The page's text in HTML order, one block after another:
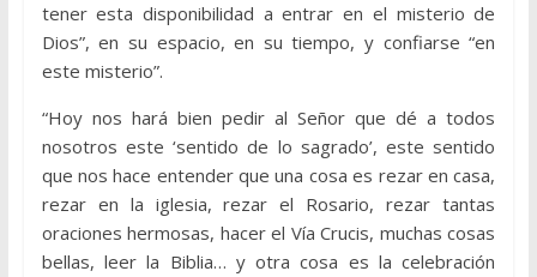
tener esta disponibilidad a entrar en el misterio de
Dios”, en su espacio, en su tiempo, y confiarse “en
este misterio”.
“Hoy nos hará bien pedir al Señor que dé a todos
nosotros este ‘sentido de lo sagrado’, este sentido
que nos hace entender que una cosa es rezar en casa,
rezar en la iglesia, rezar el Rosario, rezar tantas
oraciones hermosas, hacer el Vía Crucis, muchas cosas
bellas, leer la Biblia… y otra cosa es la celebración